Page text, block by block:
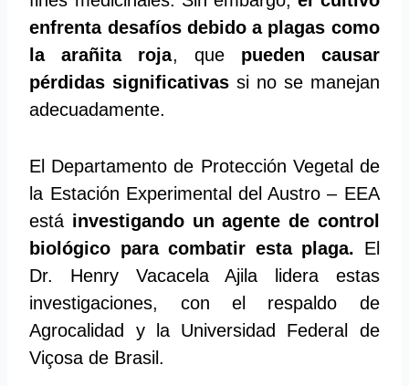
enfrenta desafíos debido a plagas como
la arañita roja, que pueden causar
pérdidas significativas si no se manejan
adecuadamente.
El Departamento de Protección Vegetal de
la Estación Experimental del Austro – EEA
está investigando un agente de control
biológico para combatir esta plaga. El
Dr. Henry Vacacela Ajila lidera estas
investigaciones, con el respaldo de
Agrocalidad y la Universidad Federal de
Viçosa de Brasil.